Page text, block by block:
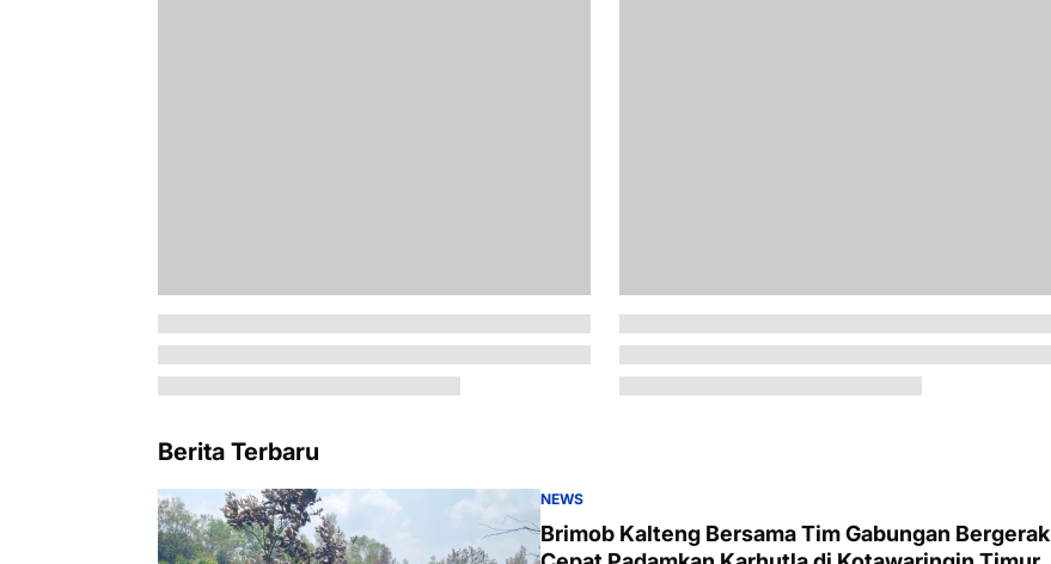
Berita Terbaru
NEWS
Brimob Kalteng Bersama Tim Gabungan Bergerak